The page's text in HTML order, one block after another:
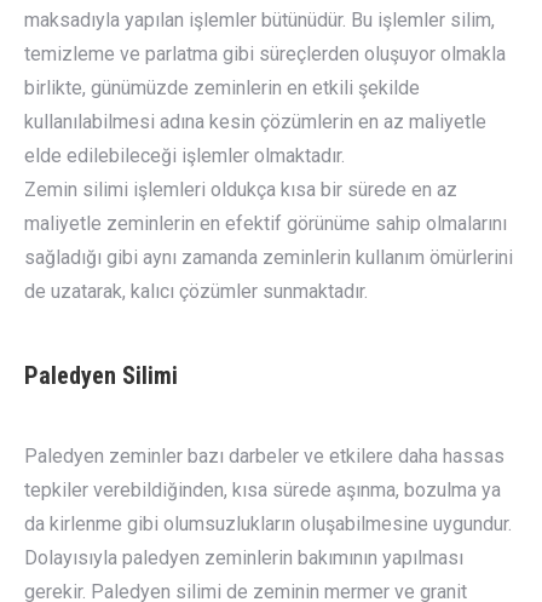
maksadıyla yapılan işlemler bütünüdür. Bu işlemler silim,
temizleme ve parlatma gibi süreçlerden oluşuyor olmakla
birlikte, günümüzde zeminlerin en etkili şekilde
kullanılabilmesi adına kesin çözümlerin en az maliyetle
elde edilebileceği işlemler olmaktadır.
Zemin silimi işlemleri oldukça kısa bir sürede en az
maliyetle zeminlerin en efektif görünüme sahip olmalarını
sağladığı gibi aynı zamanda zeminlerin kullanım ömürlerini
de uzatarak, kalıcı çözümler sunmaktadır.
Paledyen Silimi
Paledyen zeminler bazı darbeler ve etkilere daha hassas
tepkiler verebildiğinden, kısa sürede aşınma, bozulma ya
da kirlenme gibi olumsuzlukların oluşabilmesine uygundur.
Dolayısıyla paledyen zeminlerin bakımının yapılması
gerekir. Paledyen silimi de zeminin mermer ve granit